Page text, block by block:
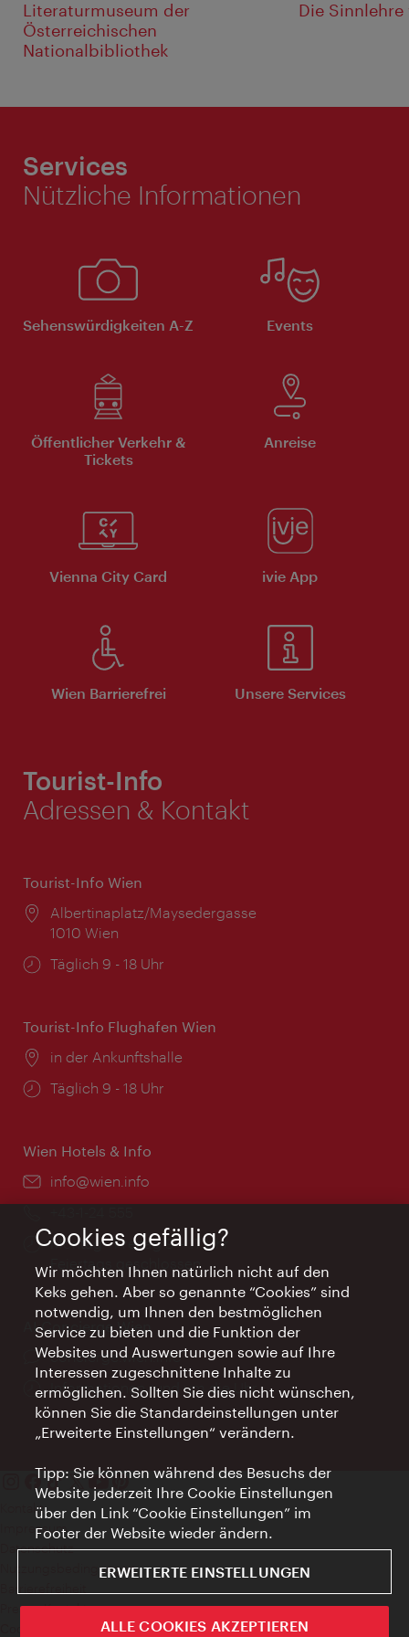
Literaturmuseum der
Österreichischen
Nationalbibliothek
Die
Services
Nützliche Informationen
Sehenswürdigkeiten A-Z Events
Öffentlicher Verkehr &
Tickets
Anreise
Vienna City Card ivie App
Wien Barrierefrei Unsere Services
Tourist-Info
Adressen & Kontakt
Tourist-Info Wien
Ort:
Albertinaplatz/Maysedergasse
1010 Wien
Öffnungszeiten:
Täglich 9 - 18 Uhr
Tourist-Info Flughafen Wien
Ort:
in der Ankunftshalle
Öffnungszeiten:
Täglich 9 - 18 Uhr
Wien Hotels & Info
Email:
info@wien.info
Öffnungszeiten:
Montag - Freitag 9 – 17 Uhr
Feiertags geschlossen
AI Concierge Wien
Ort:
concierge.wien.info
Öffnungszeiten:
Informationen rund um die Uhr
Kontakt
Impressum
Datenschutz
Nutzungsbedingungen
Presse-Kontakt
Cookie Einstellungen
Cookies gefällig?
Wir möchten Ihnen natürlich nicht auf den
Keks gehen. Aber so genannte “Cookies” sind
notwendig, um Ihnen den bestmöglichen
Service zu bieten und die Funktion der
Websites und Auswertungen sowie auf Ihre
Interessen zugeschnittene Inhalte zu
ermöglichen. Sollten Sie dies nicht wünschen,
können Sie die Standardeinstellungen unter
„Erweiterte Einstellungen“ verändern.
Tipp: Sie können während des Besuchs der
Website jederzeit Ihre Cookie Einstellungen
über den Link “Cookie Einstellungen” im
Footer der Website wieder ändern.
ERWEITERTE EINSTELLUNGEN
ALLE COOKIES AKZEPTIEREN